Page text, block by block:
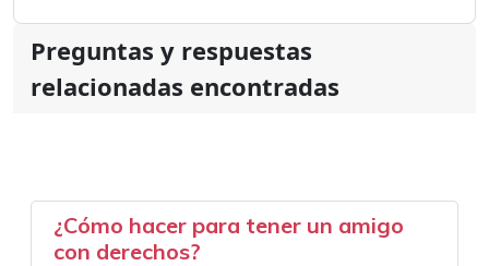
Preguntas y respuestas
relacionadas encontradas
¿Cómo hacer para tener un amigo
con derechos?